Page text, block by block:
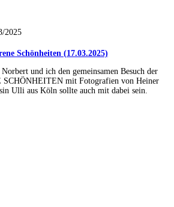
2025
Schönheiten (17.03.2025)
und ich den gemeinsamen Besuch der
SCHÖNHEITEN mit Fotografien von Heiner
Ulli aus Köln sollte auch mit dabei sein.